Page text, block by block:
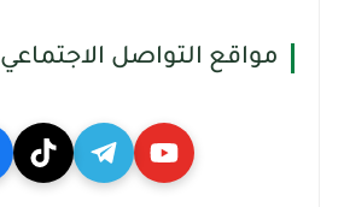
مواقع التواصل الاجتماعي